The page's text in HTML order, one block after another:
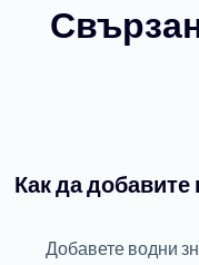
Как да
Добавете водни